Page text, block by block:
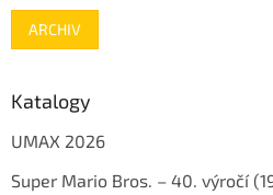
ARCHIV
Katalogy
UMAX 2026
Super Mario Bros. – 40. výročí